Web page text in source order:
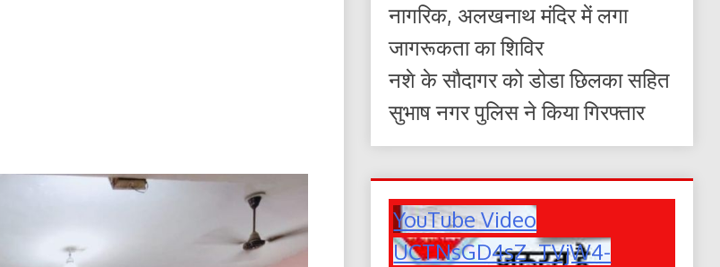
नागरिक, अलखनाथ मंदिर में लगा
जागरूकता का शिविर
नशे के सौदागर को डोडा छिलका सहित
सुभाष नगर पुलिस ने किया गिरफ्तार
YouTube Video
UCTNsGD4sZ_TVjW4-